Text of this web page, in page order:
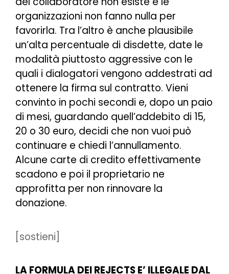
organizzazioni non fanno nulla per
favorirla. Tra l’altro è anche plausibile
un’alta percentuale di disdette, date le
modalità piuttosto aggressive con le
quali i dialogatori vengono addestrati ad
ottenere la firma sul contratto. Vieni
convinto in pochi secondi e, dopo un paio
di mesi, guardando quell’addebito di 15,
20 o 30 euro, decidi che non vuoi può
continuare e chiedi l’annullamento.
Alcune carte di credito effettivamente
scadono e poi il proprietario ne
approfitta per non rinnovare la
donazione.
[sostieni]
LA FORMULA DEI REJECTS E’ ILLEGALE DAL